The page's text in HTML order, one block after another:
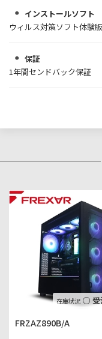
インストールソフト
ウィルス対策ソフト体験版
保証
1年間センドバック保証
○ 受
FRZAZ890B/A